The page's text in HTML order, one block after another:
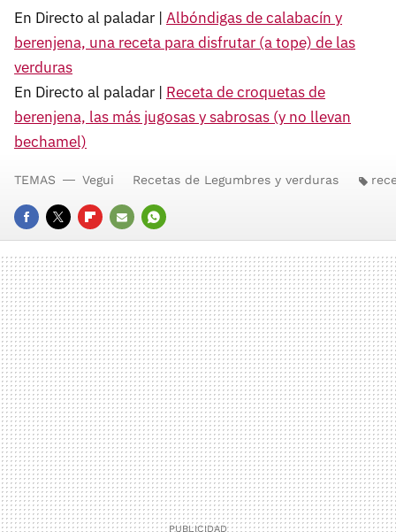
En Directo al paladar | Albóndigas de calabacín y
berenjena, una receta para disfrutar (a tope) de las
verduras
En Directo al paladar | Receta de croquetas de
berenjena, las más jugosas y sabrosas (y no llevan
bechamel)
FACEBOOK
TWITTERFLIPBOARD
E-
MAIL
WHATSAPP
TEMAS Vegui Recetas de Legumbres y verduras